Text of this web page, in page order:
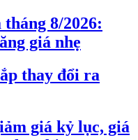
8/2026:
giá nhẹ
thay đổi ra
giá kỷ lục, giá